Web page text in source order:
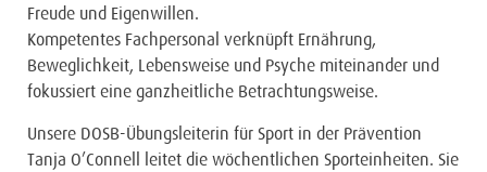
Freude und Eigenwillen.
Kompetentes Fachpersonal verknüpft Ernährung,
Beweglichkeit, Lebensweise und Psyche miteinander und
fokussiert eine ganzheitliche Betrachtungsweise.
Unsere DOSB-Übungsleiterin für Sport in der Prävention
Tanja O’Connell leitet die wöchentlichen Sporteinheiten. Sie